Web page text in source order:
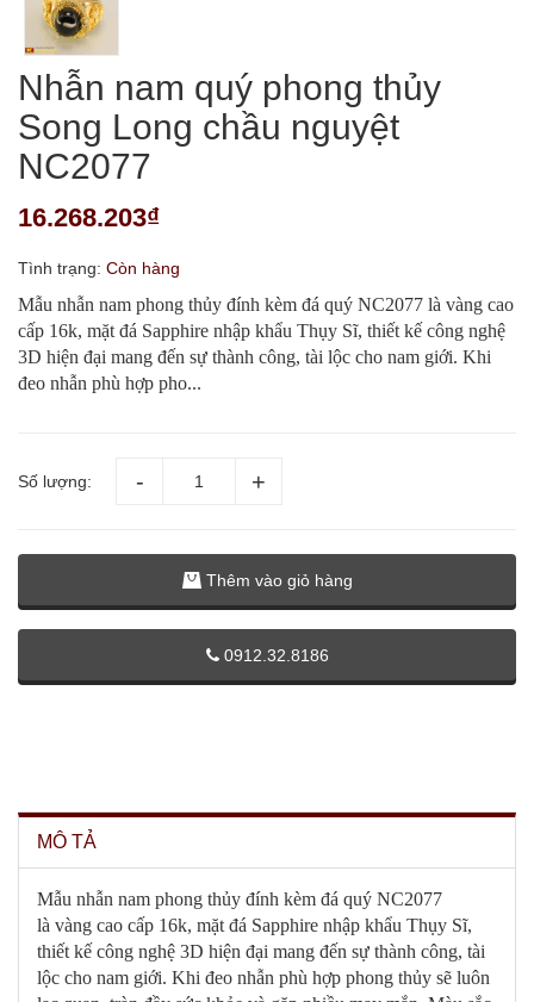
Nhẫn nam quý phong thủy
Song Long chầu nguyệt
NC2077
16.268.203₫
Tình trạng: Còn hàng
Mẫu nhẫn nam phong thủy đính kèm đá quý NC2077 là vàng cao
cấp 16k, mặt đá Sapphire nhập khẩu Thụy Sĩ, thiết kế công nghệ
3D hiện đại mang đến sự thành công, tài lộc cho nam giới. Khi
đeo nhẫn phù hợp pho...
Số lượng:
Thêm vào giỏ hàng
0912.32.8186
MÔ TẢ
Mẫu nhẫn nam phong thủy đính kèm đá quý NC2077
là vàng cao cấp 16k, mặt đá Sapphire nhập khẩu Thụy Sĩ,
thiết kế công nghệ 3D hiện đại mang đến sự thành công, tài
lộc cho nam giới. Khi đeo nhẫn phù hợp phong thủy sẽ luôn